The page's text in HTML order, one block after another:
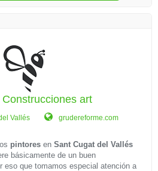
art
Vallés grudereforme.com
pintores en Sant Cugat del Vallés
básicamente de un buen
eso que tomamos especial atención a